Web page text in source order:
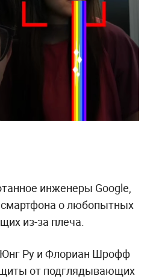
инженеры Google,
о любопытных
из-за плеча.
Ру и Флориан Шрофф
от подглядывающих